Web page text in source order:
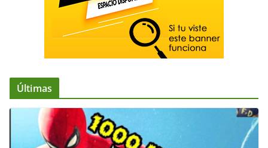
Últimas